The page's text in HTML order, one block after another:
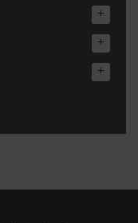
+
+
+